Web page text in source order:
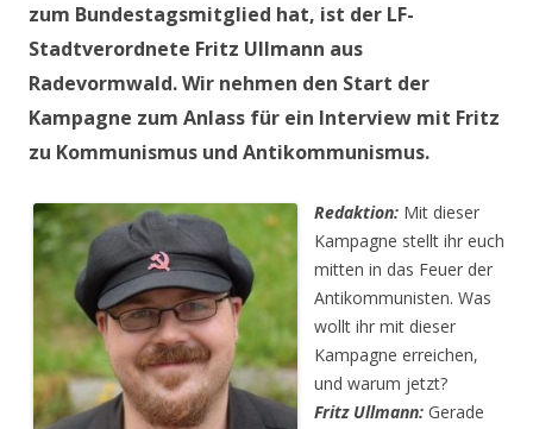
zum Bundestagsmitglied hat, ist der LF-
Stadtverordnete Fritz Ullmann aus
Radevormwald. Wir nehmen den Start der
Kampagne zum Anlass für ein Interview mit Fritz
zu Kommunismus und Antikommunismus.
Redaktion: Mit dieser
Kampagne stellt ihr euch
mitten in das Feuer der
Antikommunisten. Was
wollt ihr mit dieser
Kampagne erreichen,
und warum jetzt?
Fritz Ullmann: Gerade